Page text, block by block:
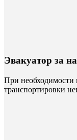
Эвакуатор за
При необходимости
транспортировки